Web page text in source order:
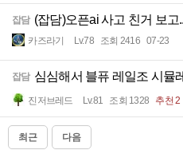
잡담 (잡담)오픈ai 사고 친거 보고
카즈라기 Lv.78 조회 2416 07-23
잡담 심심해서 블퓨 레일조 시뮬
진저브레드 Lv.81 조회 1328 추천 2
최근 다음